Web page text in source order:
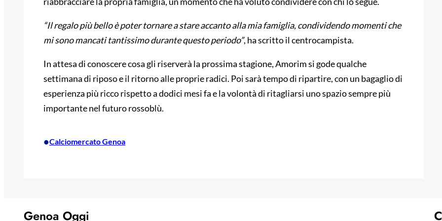
“Il regalo più bello è poter tornare a stare accanto alla mia famiglia, condividendo momenti che
mi sono mancati tantissimo durante questo periodo”, ha scritto il centrocampista.
In attesa di conoscere cosa gli riserverà la prossima stagione, Amorim si gode qualche
settimana di riposo e il ritorno alle proprie radici. Poi sarà tempo di ripartire, con un bagaglio di
esperienza più ricco rispetto a dodici mesi fa e la volontà di ritagliarsi uno spazio sempre più
importante nel futuro rossoblù.
•Calciomercato Genoa
Genoa Oggi